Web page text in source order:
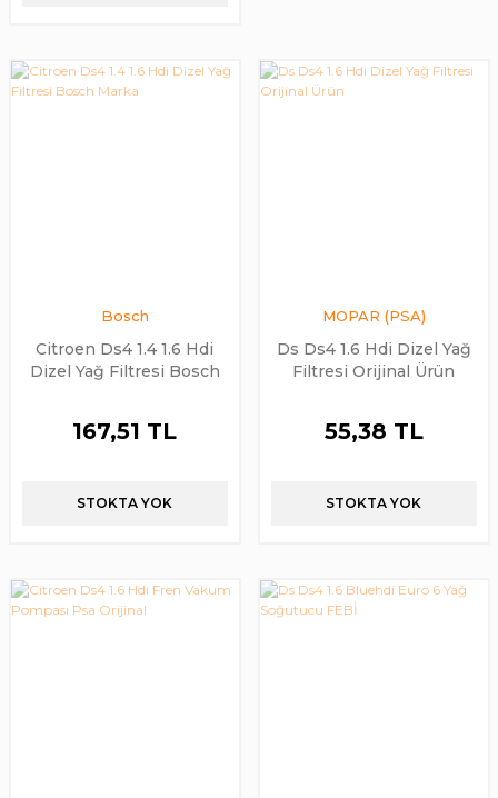
Bosch
Citroen Ds4 1.4 1.6 Hdi
Dizel Yağ Filtresi Bosch
167,51 TL
STOKTA YOK
MOPAR (PSA)
Ds Ds4 1.6 Hdi Dizel Yağ
Filtresi Orijinal Ürün
55,38 TL
STOKTA YOK